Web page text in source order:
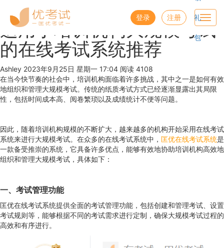
登录 注册 礼
包
适用于培训机构大规模考试
的在线考试系统推荐
Ashley 2023年9月25日 星期一 17:04 阅读 4108
在当今快节奏的社会中，培训机构面临着许多挑战，其中之一是如何有效
地组织和管理大规模考试。传统的纸质考试方式已经逐渐显露出其局限
性，包括时间成本高、阅卷繁琐以及成绩统计不便等问题。
因此，随着培训机构规模的不断扩大，越来越多的机构开始采用在线考试
系统来进行大规模考试。在众多的在线考试系统中， 匡优在线考试系统是
一款备受推崇的系统，它具备许多优点，能够有效地协助培训机构高效地
组织和管理大规模考试，具体如下：
一、考试管理功能
匡优在线考试系统提供全面的考试管理功能，包括创建和管理考试、设置
考试规则等，能够根据不同的考试需求进行定制，确保大规模考试过程的
高效和有序进行。